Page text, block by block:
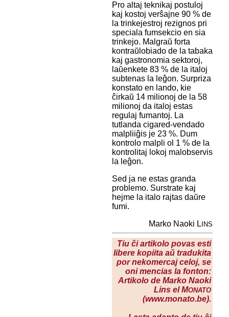
Pro altaj teknikaj postuloj
kaj kostoj verŝajne 90 % de
la trinkejestroj rezignos pri
speciala fumsekcio en sia
trinkejo. Malgraŭ forta
kontraŭlobiado de la tabaka
kaj gastronomia sektoroj,
laŭenkete 83 % de la italoj
subtenas la leĝon. Surpriza
konstato en lando, kie
ĉirkaŭ 14 milionoj de la 58
milionoj da italoj estas
regulaj fumantoj. La
tutlanda cigared-vendado
malpliiĝis je 23 %. Dum
kontrolo malpli ol 1 % de la
kontrolitaj lokoj malobservis
la leĝon.
Sed ja ne estas granda
problemo. Surstrate kaj
hejme la italo rajtas daŭre
fumi.
Marko Naoki LINS
Tiu ĉi artikolo povas esti
libere kopiita aŭ tradukita
por nekomercaj celoj, se
oni mencias la fonton:
Artikolo de Marko Naoki
Lins el MONATO
(www.monato.be).